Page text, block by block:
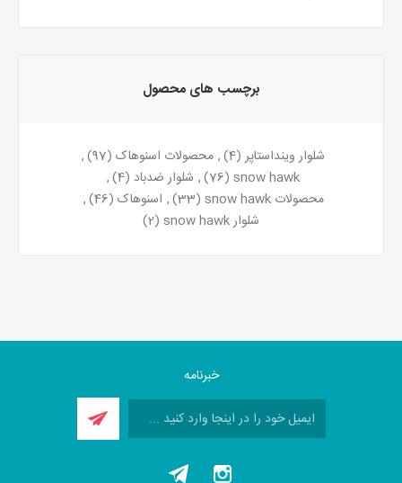
برچسب های محصول
شلوار وینداستاپر (4)
, محصولات اسنوهاک (97)
,
snow hawk
(76)
, شلوار ضدباد (4)
,
محصولات snow hawk
(33)
, اسنوهاک (46)
,
شلوار snow hawk
(2)
خبرنامه